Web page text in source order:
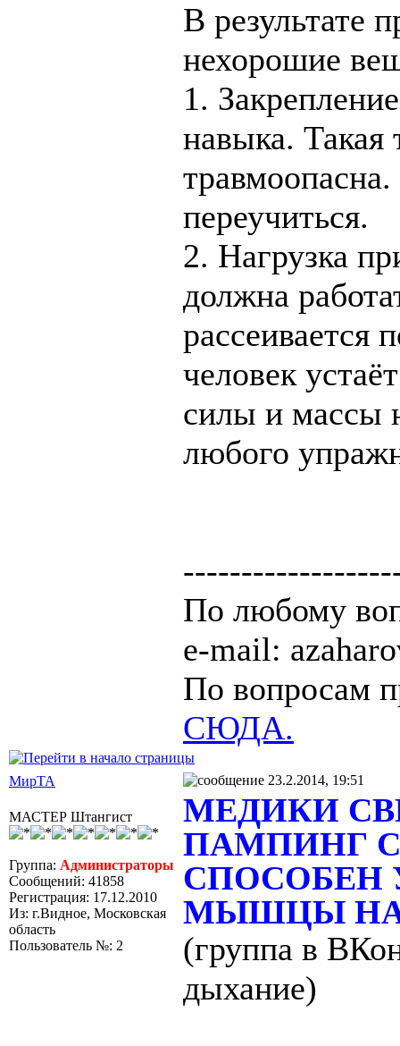
В результате
нехорошие
1.
навыка. Такая
переучиться.
2. Нагрузка
должна
рассеивается
человек
силы и массы
любого
По любому
e-mail:
По вопросам
СЮДА.
МирТА 23.2.2014, 19:51
МАСТЕР Штангист
Группа: Администраторы
Сообщений: 41858
Регистрация: 17.12.2010
Из: г.Видное, Московская
область
Пользователь №: 2
МЕДИКИ
ПАМПИНГ
СПОСОБЕН
МЫШЦЫ НА
(группа в
дыхание)